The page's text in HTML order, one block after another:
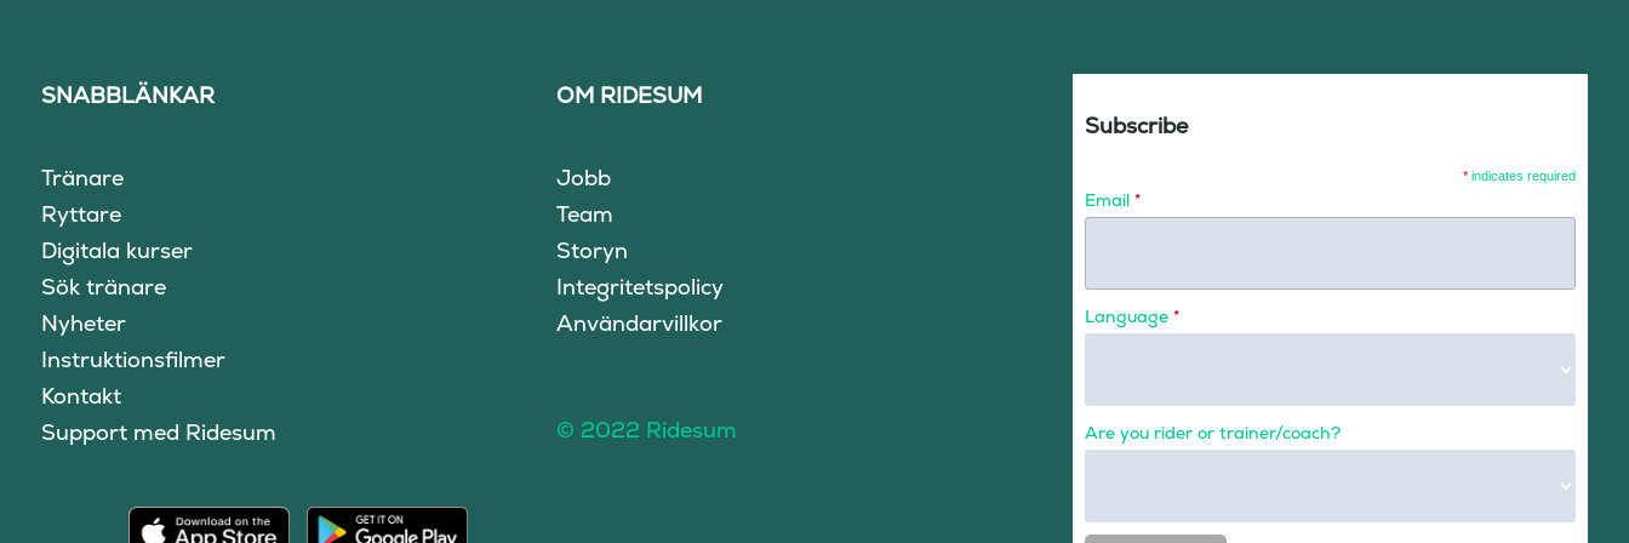
SNABBLÄNKAR
Tränare
Ryttare
Digitala kurser
Sök tränare
Nyheter
Instruktionsfilmer
Kontakt
Support med Ridesum
OM RIDESUM
Jobb
Team
Storyn
Integritetspolicy
Användarvillkor
© 2022 Ridesum
Subscribe
* indicates required
Email *
Language *
Are you rider or trainer/coach?